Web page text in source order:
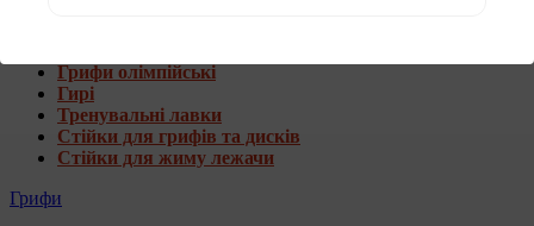
Грифи олімпійські
Гирі
Тренувальні лавки
Стійки для грифів та дисків
Стійки для жиму лежачи
Грифи